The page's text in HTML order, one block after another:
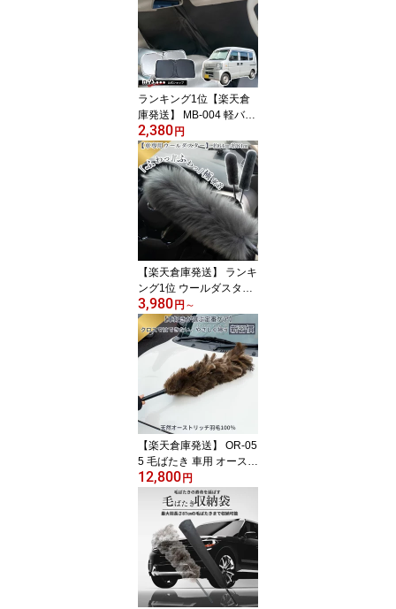
ャリイ 車 運転席 窓 軽ト
ラック 軽バン 軽自動車
UVカット フロント用 断
熱 車中泊 日よけ 軽トラ
ランキング1位【楽天倉
庫発送】 MB-004 軽バン
専用 サンシェード 車 車
用品 カー用品 フロント
ハンドル 軽自動車 ダイ
ハツ ハイゼット スズキ
エブリイ UVカット 車内
高温防止 車用 車 軽バン
夏対策 エアコン 暑さ対
策
2,380円
【楽天倉庫発送】 ランキ
ング1位 ウールダスター
ムートン ダスター 羊 羊
毛 毛ばたき 車用 車 カー
用品 洗車 部屋掃除 埃 ほ
こり ホコリ しなる 曲が
る 大きい 長い 車内 天然
車用品 自動車 向島自動
車用品製作所 けばたき
花粉
3,980円 ～
【楽天倉庫発送】 OR-05
5 毛ばたき 車用 オースト
リッチ 父の日 大きい 長
い コンパクト 天然 車 車
用品 カー用品 自動車 向
島自動車用品製作所 埃
黄砂 洗車 ブラウン ホコ
リ 新車 高級車 けばたき
花粉
12,800円